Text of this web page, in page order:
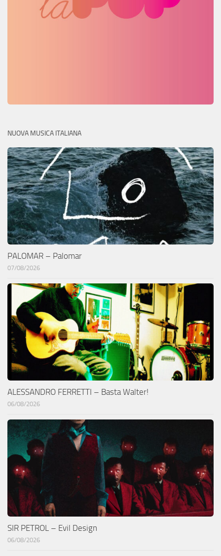
NUOVA MUSICA ITALIANA
PALOMAR – Palomar
07/08/2026
ALESSANDRO FERRETTI – Basta Walter!
06/08/2026
SIR PETROL – Evil Design
06/08/2026